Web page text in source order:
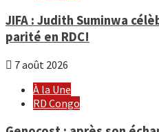
JIFA : Judith Suminwa
parité en RDC!
7 août 2026
À la Une
RD Congo